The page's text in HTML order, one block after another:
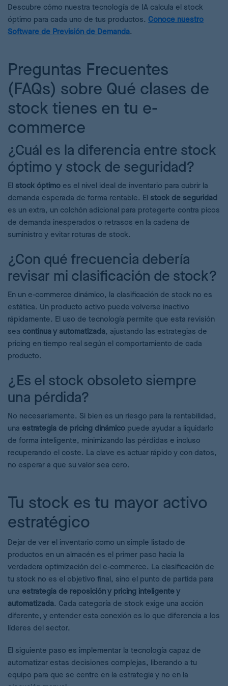
Descubre cómo nuestra tecnología de IA calcula el stock
óptimo para cada uno de tus productos. Conoce nuestro
Software de Previsión de Demanda.
Preguntas Frecuentes
(FAQs) sobre Qué clases de
stock tienes en tu e-
commerce
¿Cuál es la diferencia entre stock
óptimo y stock de seguridad?
El stock óptimo es el nivel ideal de inventario para cubrir la
demanda esperada de forma rentable. El stock de seguridad
es un extra, un colchón adicional para protegerte contra picos
de demanda inesperados o retrasos en la cadena de
suministro y evitar roturas de stock.
¿Con qué frecuencia debería
revisar mi clasificación de stock?
En un e-commerce dinámico, la clasificación de stock no es
estática. Un producto activo puede volverse inactivo
rápidamente. El uso de tecnología permite que esta revisión
sea continua y automatizada, ajustando las estrategias de
pricing en tiempo real según el comportamiento de cada
producto.
¿Es el stock obsoleto siempre
una pérdida?
No necesariamente. Si bien es un riesgo para la rentabilidad,
una estrategia de pricing dinámico puede ayudar a liquidarlo
de forma inteligente, minimizando las pérdidas e incluso
recuperando el coste. La clave es actuar rápido y con datos,
no esperar a que su valor sea cero.
Tu stock es tu mayor activo
estratégico
Dejar de ver el inventario como un simple listado de
productos en un almacén es el primer paso hacia la
verdadera optimización del e-commerce. La clasificación de
tu stock no es el objetivo final, sino el punto de partida para
una estrategia de reposición y pricing inteligente y
automatizada. Cada categoría de stock exige una acción
diferente, y entender esta conexión es lo que diferencia a los
líderes del sector.
El siguiente paso es implementar la tecnología capaz de
automatizar estas decisiones complejas, liberando a tu
equipo para que se centre en la estrategia y no en la